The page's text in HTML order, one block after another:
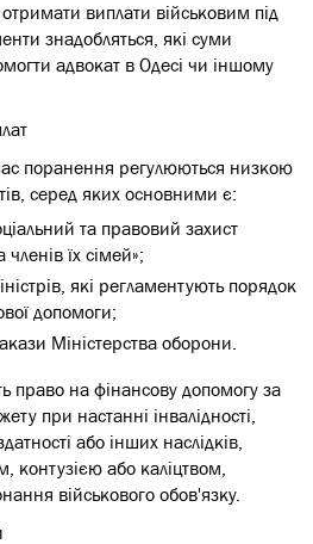
виплати військовим під
знадобляться, які суми
адвокат в Одесі чи іншому
поранення регулюються низкою
серед яких основними є:
та правовий захист
членів їх сімей»;
які регламентують порядок
допомоги;
Міністерства оборони.
право на фінансову допомогу за
при настанні інвалідності,
або інших наслідків,
або каліцтвом,
військового обов'язку.